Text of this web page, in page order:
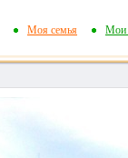
Моя семья Мои